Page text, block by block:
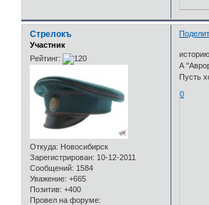
Стрелокъ
Участник
Рейтинг:
Откуда: Новосибирск
Зарегистрирован: 10-12-2011
Сообщений: 1584
Уважение: +665
Позитив: +400
Провел на форуме:
А
Пусть
0